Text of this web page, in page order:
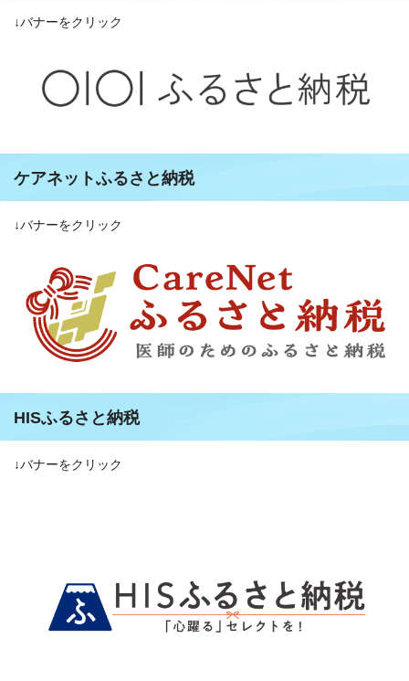
↓バナーをクリック
ケアネットふるさと納税
↓バナーをクリック
HISふるさと納税
↓バナーをクリック